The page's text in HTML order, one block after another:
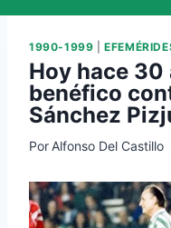
1990-1999 |
Hoy hace 30
benéfico
Sánchez
Por Alfonso Del Castillo